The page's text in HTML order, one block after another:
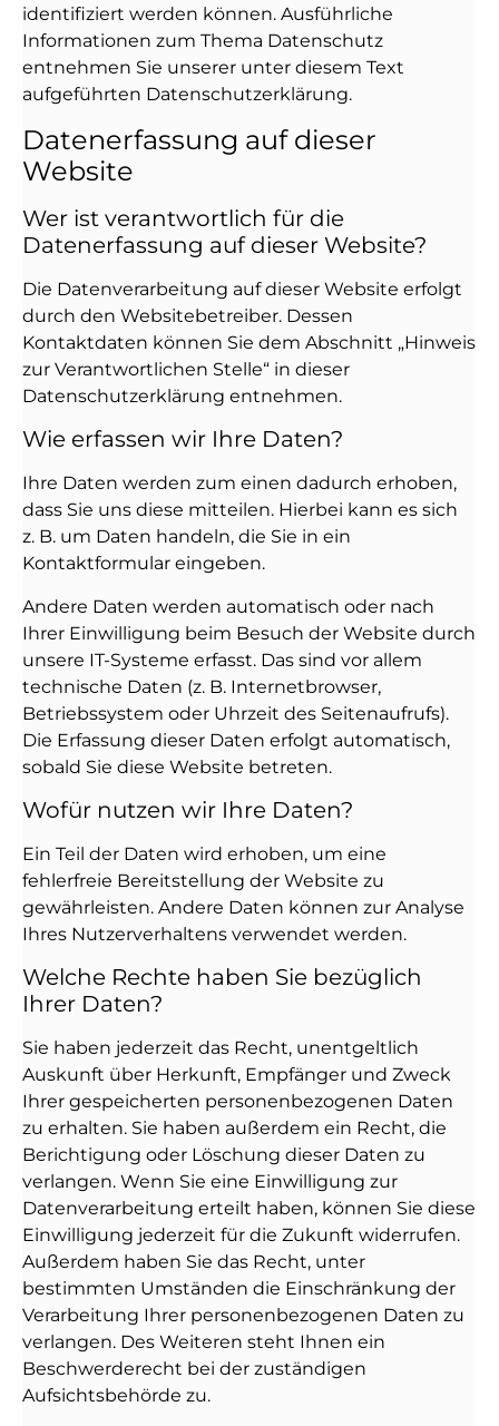
identifiziert werden können. Ausführliche
Informationen zum Thema Datenschutz
entnehmen Sie unserer unter diesem Text
aufgeführten Datenschutzerklärung.
Datenerfassung auf dieser
Website
Wer ist verantwortlich für die
Datenerfassung auf dieser Website?
Die Datenverarbeitung auf dieser Website erfolgt
durch den Websitebetreiber. Dessen
Kontaktdaten können Sie dem Abschnitt „Hinweis
zur Verantwortlichen Stelle“ in dieser
Datenschutzerklärung entnehmen.
Wie erfassen wir Ihre Daten?
Ihre Daten werden zum einen dadurch erhoben,
dass Sie uns diese mitteilen. Hierbei kann es sich
z. B. um Daten handeln, die Sie in ein
Kontaktformular eingeben.
Andere Daten werden automatisch oder nach
Ihrer Einwilligung beim Besuch der Website durch
unsere IT-Systeme erfasst. Das sind vor allem
technische Daten (z. B. Internetbrowser,
Betriebssystem oder Uhrzeit des Seitenaufrufs).
Die Erfassung dieser Daten erfolgt automatisch,
sobald Sie diese Website betreten.
Wofür nutzen wir Ihre Daten?
Ein Teil der Daten wird erhoben, um eine
fehlerfreie Bereitstellung der Website zu
gewährleisten. Andere Daten können zur Analyse
Ihres Nutzerverhaltens verwendet werden.
Welche Rechte haben Sie bezüglich
Ihrer Daten?
Sie haben jederzeit das Recht, unentgeltlich
Auskunft über Herkunft, Empfänger und Zweck
Ihrer gespeicherten personenbezogenen Daten
zu erhalten. Sie haben außerdem ein Recht, die
Berichtigung oder Löschung dieser Daten zu
verlangen. Wenn Sie eine Einwilligung zur
Datenverarbeitung erteilt haben, können Sie diese
Einwilligung jederzeit für die Zukunft widerrufen.
Außerdem haben Sie das Recht, unter
bestimmten Umständen die Einschränkung der
Verarbeitung Ihrer personenbezogenen Daten zu
verlangen. Des Weiteren steht Ihnen ein
Beschwerderecht bei der zuständigen
Aufsichtsbehörde zu.